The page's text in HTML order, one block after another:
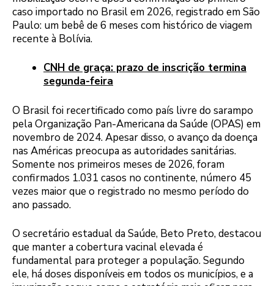
caso importado no Brasil em 2026, registrado em São
Paulo: um bebê de 6 meses com histórico de viagem
recente à Bolívia.
CNH de graça: prazo de inscrição termina
segunda-feira
O Brasil foi recertificado como país livre do sarampo
pela Organização Pan-Americana da Saúde (OPAS) em
novembro de 2024. Apesar disso, o avanço da doença
nas Américas preocupa as autoridades sanitárias.
Somente nos primeiros meses de 2026, foram
confirmados 1.031 casos no continente, número 45
vezes maior que o registrado no mesmo período do
ano passado.
O secretário estadual da Saúde, Beto Preto, destacou
que manter a cobertura vacinal elevada é
fundamental para proteger a população. Segundo
ele, há doses disponíveis em todos os municípios, e a